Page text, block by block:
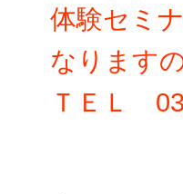
体験セミ
なります
ＴＥＬ